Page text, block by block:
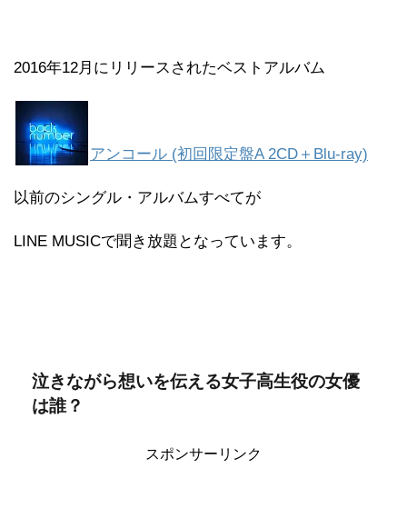
2016年12月にリリースされたベストアルバム
アンコール (初回限定盤A 2CD＋Blu-ray)
以前のシングル・アルバムすべてが
LINE MUSICで聞き放題となっています。
泣きながら想いを伝える女子高生役の女優
は誰？
スポンサーリンク